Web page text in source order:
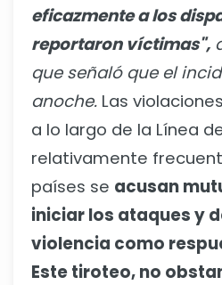
eficazmente a los
reportaron víctimas",
que señaló que el
anoche. Las
a lo largo de la Línea
relativamente
países se acusan
iniciar los ataques y
violencia como
Este tiroteo, no